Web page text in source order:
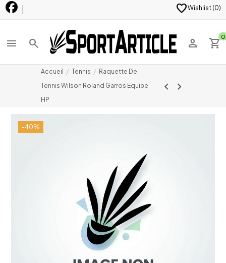
favoriteWishlist (0)
menu search person shopping_cart0
Accueil Tennis
Raquette De
Tennis Wilson Roland Garros Equipe
HP
chevron_left chevron_right
-40%